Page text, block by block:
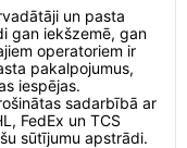
un pasta
gan iekšzemē, gan
operatoriem ir
pakalpojumus,
iespējas.
sadarbībā ar
FedEx un TCS
sūtījumu apstrādi.